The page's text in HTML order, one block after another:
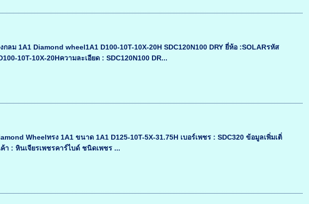
ลม 1A1 Diamond wheel1A1 D100-10T-10X-20H SDC120N100 DRY ยี่ห้อ :SOLARรหัส
10T-10X-20Hความละเอียด : SDC120N100 DR...
Wheelทรง 1A1 ขนาด 1A1 D125-10T-5X-31.75H เบอร์เพชร : SDC320 ข้อมูลเพิ่มเติ่
: หินเจียรเพชรคาร์ไบด์ ชนิดเพชร ...